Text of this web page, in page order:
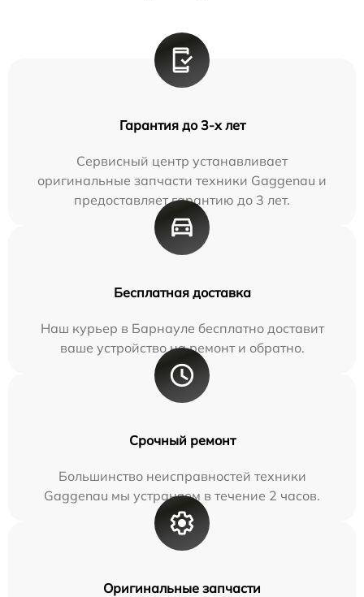
Гарантия до 3-х лет
Сервисный центр устанавливает
оригинальные запчасти техники Gaggenau и
предоставляет гарантию до 3 лет.
Бесплатная доставка
Наш курьер в Барнауле бесплатно доставит
ваше устройство на ремонт и обратно.
Срочный ремонт
Большинство неисправностей техники
Gaggenau мы устраняем в течение 2 часов.
Оригинальные запчасти